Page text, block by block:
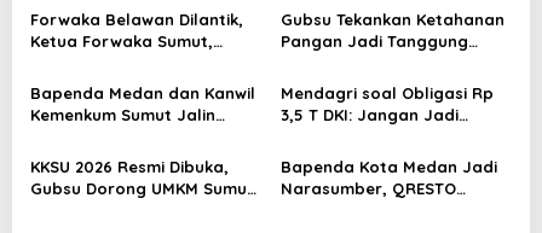
p
s
Kab. Bengkalis
Forwaka Belawan Dilantik,
Ketua Forwaka Sumut,
Profesionalisme Wartawan
di Wilayah Hukum Kejari
Gubsu Tekankan Ketahanan
Pangan Jadi Tanggung
Tingkat Desa
Bapenda Medan dan Kanwil
Kemenkum Sumut Jalin
Kelola Perpajakan
Mendagri soal Obligasi Rp
3,5 T DKI: Jangan Jadi
KKSU 2026 Resmi Dibuka,
Gubsu Dorong UMKM Sumut
Bapenda Kota Medan Jadi
Narasumber, QRESTO